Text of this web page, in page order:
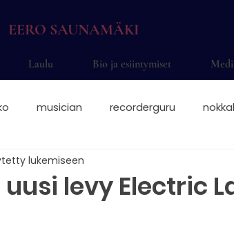
EERO SAUNAMÄKI
Laulu Bio ja esiintymiset
musician recorderguru
saksofonisti juhliin
levy Electric
lukemiseen